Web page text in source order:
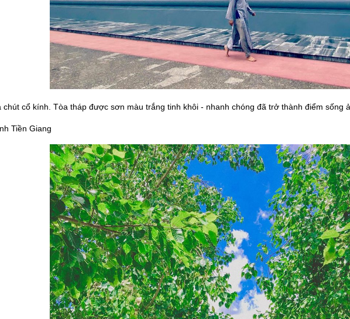
cổ kính. Tòa tháp được sơn màu trắng tinh khôi - nhanh chóng đã trở thành điểm sống
Tiền Giang